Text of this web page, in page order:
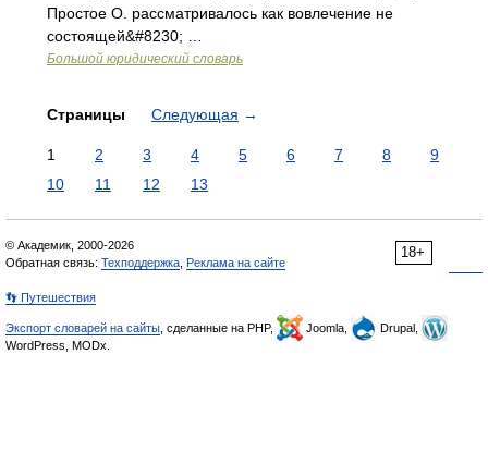
Простое О. рассматривалось как вовлечение не
состоящей&#8230; …
Большой юридический словарь
Страницы Следующая →
1 2 3 4 5 6 7 8
9
10
11 12 13
18+
© Академик, 2000-2026
Обратная связь: Техподдержка Реклама на сайте
👣 Путешествия
Экспорт словарей на сайты , сделанные на PHP, Joomla,
Drupal,
WordPress, MODx.